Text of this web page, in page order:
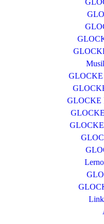
GLOCKE
GLOCKE
GLOCKE